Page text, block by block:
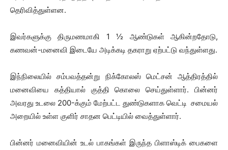
தெரிவித்துள்ளன.
இவர்களுக்கு திருமணமாகி 1 ½ ஆண்டுகள் ஆகின்றதோடு,
கணவன்-மனைவி இடையே அடிக்கடி தகராறு ஏற்பட்டு வந்துள்ளது.
இந்நிலையில் சம்பவத்தன்று நிக்கோலஸ் மெட்சன் ஆத்திரத்தில்
மனைவியை கத்தியால் குத்தி கொலை செய்துள்ளார். பின்னர்
அவரது உடலை 200-க்கும் மேற்பட்ட துண்டுகளாக வெட்டி சமையல்
அறையில் உள்ள குளிர் சாதன பெட்டியில் வைத்துள்ளார்.
பின்னர் மனைவியின் உடல் பாகங்கள் இருந்த பிளாஸ்டிக் பைகளை